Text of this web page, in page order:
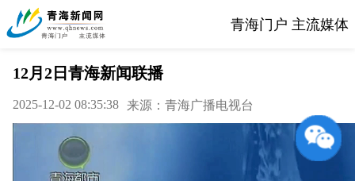
青海门户 主流媒体
12月2日青海新闻联播
2025-12-02 08:35:38 来源：青海广播电视台